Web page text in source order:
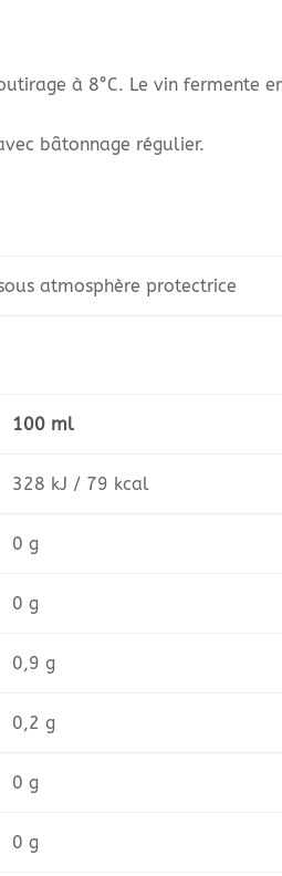
à 8°C. Le vin fermente
bâtonnage régulier.
atmosphère protectrice
100 ml
328 kJ / 79 kcal
0 g
0 g
0,9 g
0,2 g
0 g
0 g